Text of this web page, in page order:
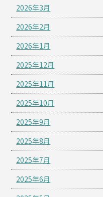
2026年3月
2026年2月
2026年1月
2025年12月
2025年11月
2025年10月
2025年9月
2025年8月
2025年7月
2025年6月